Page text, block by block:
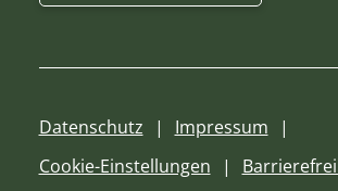
Datenschutz
Impressum
Cookie-Einstellungen